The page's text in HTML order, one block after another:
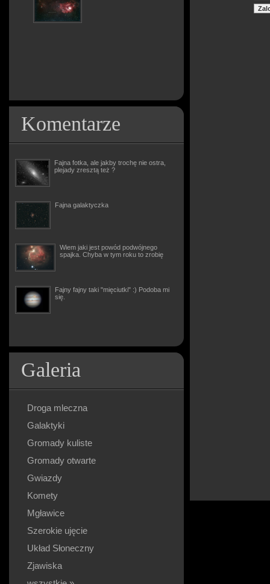
Komentarze
Fajna fotka, ale jakby trochę nie ostra,
plejady zresztą też ?
Fajna galaktyczka
Wiem jaki jest powód podwójnego
spajka. Chyba w tym roku to zrobię
Fajny fajny taki "mięciutki" :) Podoba mi
się.
Galeria
Droga mleczna
Galaktyki
Gromady kuliste
Gromady otwarte
Gwiazdy
Komety
Mgławice
Szerokie ujęcie
Układ Słoneczny
Zjawiska